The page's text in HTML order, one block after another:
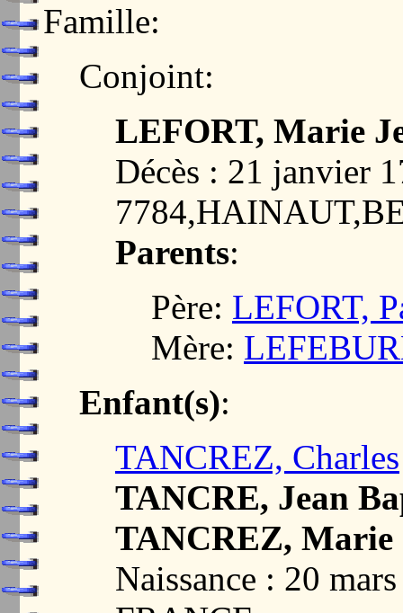
Famille:
Conjoint:
LEFORT, Marie
Décès : 21 janvier
Parents:
Père: LEFORT,
Mère:
Enfant(s):
TANCREZ, Charles
TANCRE, Jean
TANCREZ, Marie
Naissance : 20